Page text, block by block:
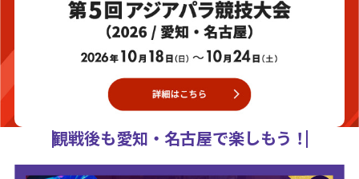
観戦後も愛知・名古屋で楽しもう！